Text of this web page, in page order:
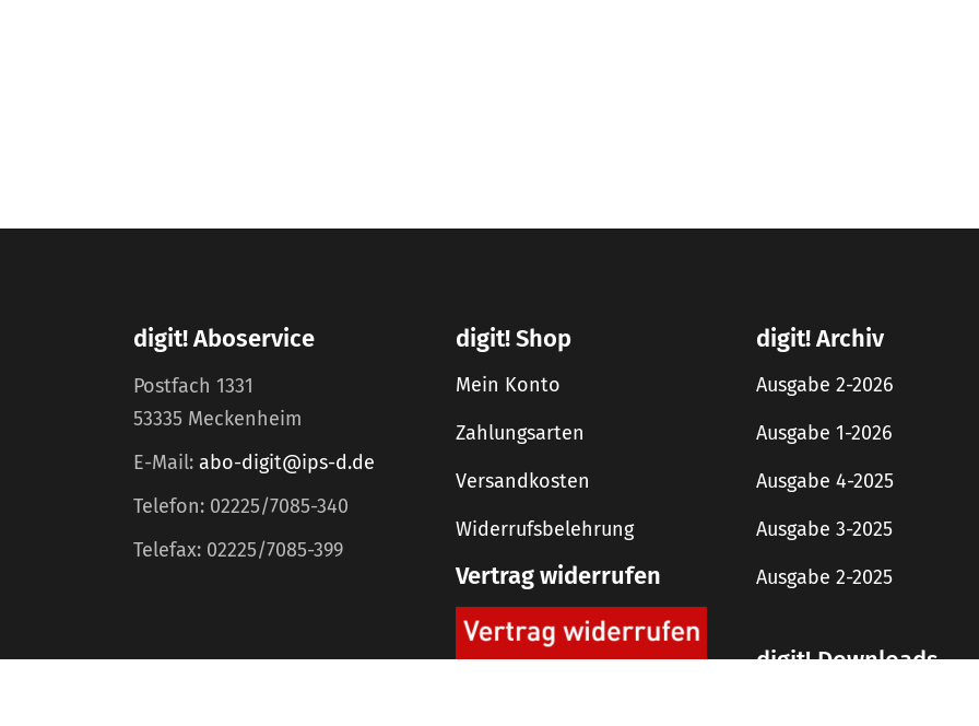
digit! Aboservice
Postfach 1331
53335 Meckenheim
E-Mail: abo-digit@ips-d.de
Telefon: 02225/7085-340
Telefax: 02225/7085-399
digit! Shop
Mein Konto
Zahlungsarten
Versandkosten
Widerrufsbelehrung
Vertrag widerrufen
digit! Archiv
Ausgabe 2-2026
Ausgabe 1-2026
Ausgabe 4-2025
Ausgabe 3-2025
Ausgabe 2-2025
digit! Downloads